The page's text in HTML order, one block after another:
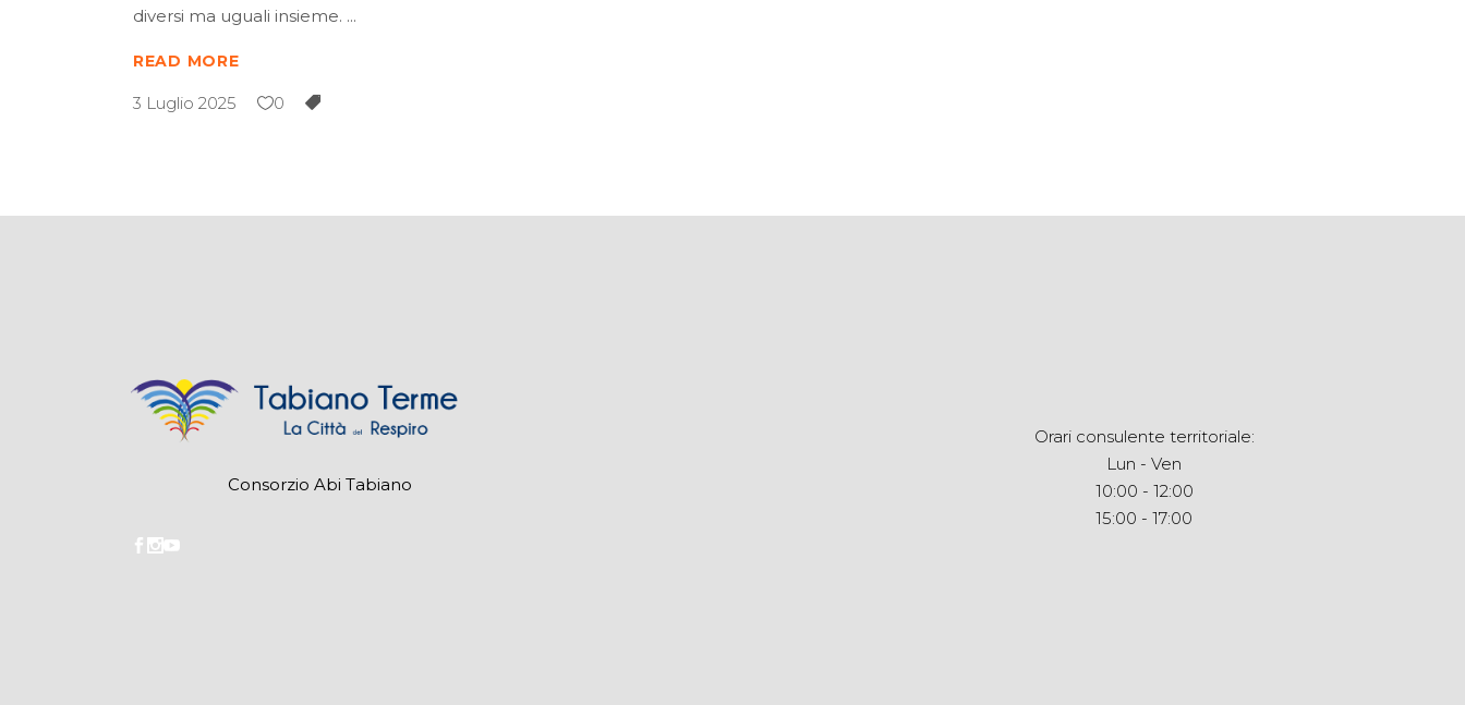
diversi ma uguali insieme.
READ MORE
3 Luglio 2025 0
Consorzio Abi Tabiano
Orari consulente territoriale:
Lun - Ven
10:00 - 12:00
15:00 - 17:00